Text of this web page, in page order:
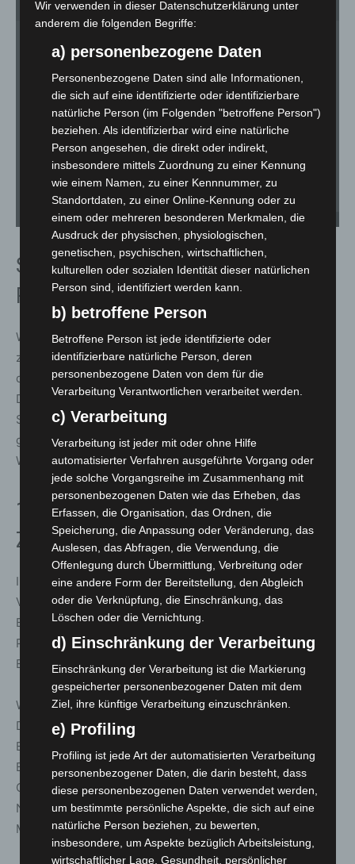
1von 13
IdeenExpo 2026. - © Carl-Marcus Müller / LGHNews
Social-Media-Stars und digitale
Reichweite
Während der gesamten Veranstaltungsdauer sind
zahlreiche bekannte Social-Media-Persönlichkeiten auf
dem Gelände unterwegs. Dazu zählen unter anderem
Doc Felix, Emir Bayrak, Shirli, Rewinside, Laserluca,
SelfieSandra, Reeze, Salma und Marvin Wildhage. Sie
geben ihren Communities Einblicke in Technik,
Wissenschaft und das Festivalgeschehen.
14 Themenbereiche für
Zukunftstechnologien
In 14 Themenbereichen zeigt die IdeenExpo 2026 die
Vielfalt technischer und naturwissenschaftlicher
Berufsfelder. Dazu gehören unter anderem die
ProduktionsArena, die MobilitätsMeile, AeroSpace, das
EnergieFeld und PlanetNachhaltigkeit.
Weitere Bereiche wie LifeScienceArea, MediaLab,
DigitaleWelten, VitalKosmos, LebensRaum,
ErnährungsWelten, ClubZukunft, OutdoorPark und die
BlaulichtMeile decken Themen von Forschung über
Gesundheit und Medien bis hin zu Sicherheit und
Nachhaltigkeit ab. Überall steht das aktive Mitmachen im
Mittelpunkt.
Wir verwenden in dieser Datenschutzerklärung unter
anderem die folgenden Begriffe:
a) personenbezogene Daten
Personenbezogene Daten sind alle Informationen,
die sich auf eine identifizierte oder identifizierbare
natürliche Person (im Folgenden "betroffene Person")
beziehen. Als identifizierbar wird eine natürliche
Person angesehen, die direkt oder indirekt,
insbesondere mittels Zuordnung zu einer Kennung
wie einem Namen, zu einer Kennnummer, zu
Standortdaten, zu einer Online-Kennung oder zu
einem oder mehreren besonderen Merkmalen, die
Ausdruck der physischen, physiologischen,
genetischen, psychischen, wirtschaftlichen,
kulturellen oder sozialen Identität dieser natürlichen
Person sind, identifiziert werden kann.
b) betroffene Person
Betroffene Person ist jede identifizierte oder
identifizierbare natürliche Person, deren
personenbezogene Daten von dem für die
Verarbeitung Verantwortlichen verarbeitet werden.
c) Verarbeitung
Verarbeitung ist jeder mit oder ohne Hilfe
automatisierter Verfahren ausgeführte Vorgang oder
jede solche Vorgangsreihe im Zusammenhang mit
personenbezogenen Daten wie das Erheben, das
Erfassen, die Organisation, das Ordnen, die
Speicherung, die Anpassung oder Veränderung, das
Auslesen, das Abfragen, die Verwendung, die
Offenlegung durch Übermittlung, Verbreitung oder
eine andere Form der Bereitstellung, den Abgleich
oder die Verknüpfung, die Einschränkung, das
Löschen oder die Vernichtung.
d) Einschränkung der Verarbeitung
Einschränkung der Verarbeitung ist die Markierung
gespeicherter personenbezogener Daten mit dem
Ziel, ihre künftige Verarbeitung einzuschränken.
e) Profiling
Profiling ist jede Art der automatisierten Verarbeitung
personenbezogener Daten, die darin besteht, dass
diese personenbezogenen Daten verwendet werden,
um bestimmte persönliche Aspekte, die sich auf eine
natürliche Person beziehen, zu bewerten,
insbesondere, um Aspekte bezüglich Arbeitsleistung,
wirtschaftlicher Lage, Gesundheit, persönlicher